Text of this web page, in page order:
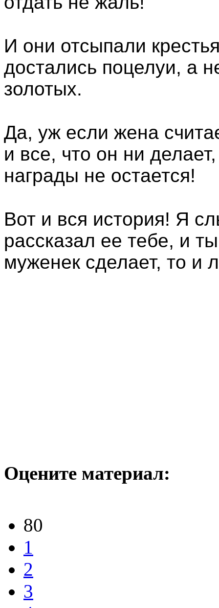
И они отсыпали
достались поцелуи, а
золотых.
Да, уж если жена
и все, что он ни
награды не остается!
Вот и вся история! Я
рассказал ее тебе, и
муженек сделает, то и
Оцените материал:
80
1
2
3